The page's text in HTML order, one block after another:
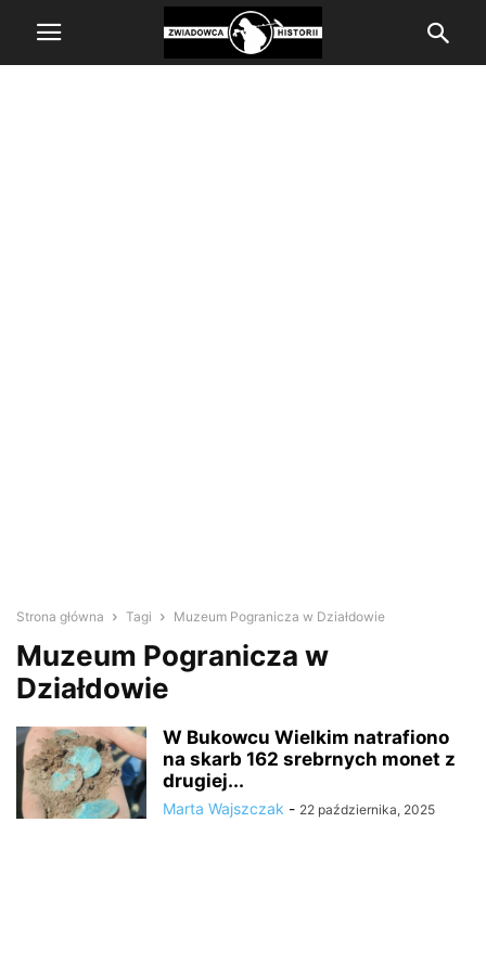
Strona główna Tagi Muzeum Pogranicza w Działdowie
Muzeum Pogranicza w
Działdowie
W Bukowcu Wielkim natrafiono
na skarb 162 srebrnych monet z
drugiej...
Marta Wajszczak - 22 października, 2025